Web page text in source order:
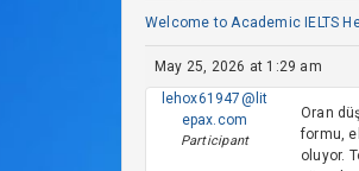
Welcome to Academic IELTS
May 25, 2026 at 1:29 am
lehox61947@lit
epax.com
Participant
Oran
formu,
oluyor.